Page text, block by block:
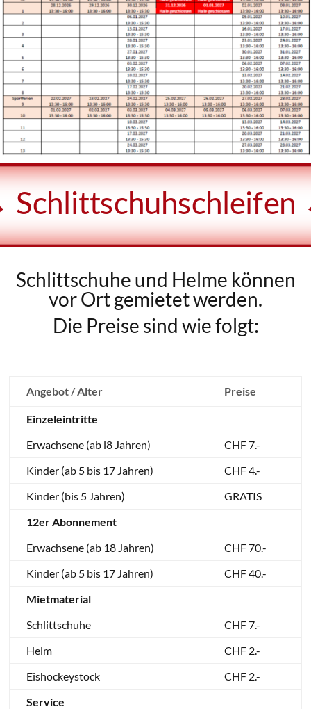
Schlittschuhe und Helme können
vor Ort gemietet werden.
Die Preise sind wie folgt:
Angebot / Alter Preise
Einzeleintritte
Erwachsene (ab l8 Jahren)
CHF 7.-
Kinder (ab 5 bis 17 Jahren)
CHF 4.-
Kinder (bis 5 Jahren)
GRATIS
12er Abonnement
Erwachsene (ab 18 Jahren)
CHF 70.-
Kinder (ab 5 bis 17 Jahren)
CHF 40.-
Mietmaterial
Schlittschuhe
CHF 7.-
Helm
CHF 2.-
Eishockeystock
CHF 2.-
Service